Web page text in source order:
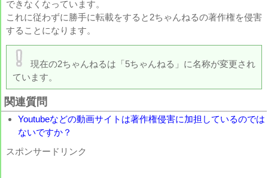
できなくなっています。
これに従わずに勝手に転載をすると2ちゃんねるの著作権を侵害
することになります。
現在の2ちゃんねるは「5ちゃんねる」に名称が変更され
ています。
関連質問
Youtubeなどの動画サイトは著作権侵害に加担しているのでは
ないですか？
スポンサードリンク